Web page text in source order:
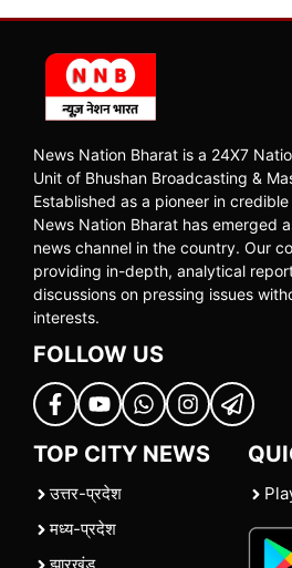
News Nation Bharat is a 24X7
Unit of Bhushan Broadcasting &
Established as a pioneer in
News Nation Bharat has emerged
news channel in the country. Our
providing in-depth, analytical
discussions on pressing issues
interests.
FOLLOW US
TOP CITY NEWS
उत्तर-प्रदेश
मध्य-प्रदेश